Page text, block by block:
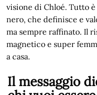
visione di Chloé. Tutto
nero, che definisce e
ma sempre raffinato. Il
magnetico e super
a casa.
Il messaggio